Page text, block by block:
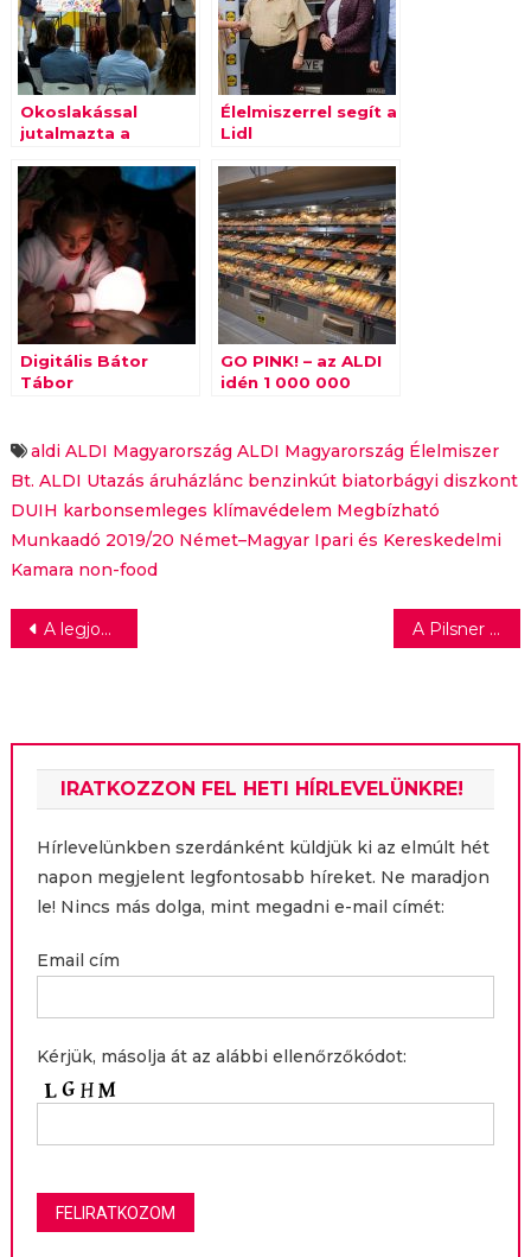
Okoslakással
jutalmazta a
Élelmiszerrel segít a
Lidl
Digitális Bátor
Tábor
GO PINK! – az ALDI
idén 1 000 000
küzdő
aldi ALDI Magyarország ALDI Magyarország Élelmiszer
Bt. ALDI Utazás áruházlánc benzinkút biatorbágyi diszkont
DUIH karbonsemleges klímavédelem Megbízható
Munkaadó 2019/20 Német–Magyar Ipari és Kereskedelmi
Kamara non-food
Bejegyzés
A legjobb hazai márkák között az SAP A Pilsner Urquell a Prologis új parkjában
IRATKOZZON FEL HETI HÍRLEVELÜNKRE!
Hírlevelünkben szerdánként küldjük ki az elmúlt hét
napon megjelent legfontosabb híreket. Ne maradjon
le! Nincs más dolga, mint megadni e-mail címét:
Email cím
Kérjük, másolja át az alábbi ellenőrzőkódot: